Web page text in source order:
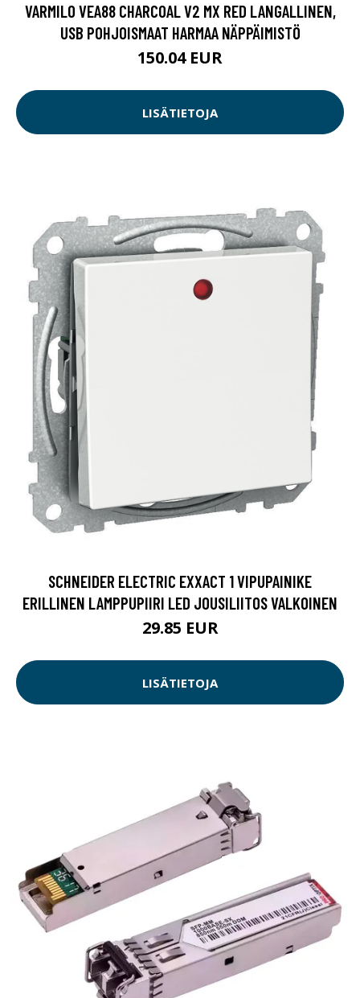
VARMILO VEA88 CHARCOAL V2 MX RED LANGALLINEN,
USB POHJOISMAAT HARMAA NÄPPÄIMISTÖ
150.04 EUR
LISÄTIETOJA
SCHNEIDER ELECTRIC EXXACT 1 VIPUPAINIKE
ERILLINEN LAMPPUPIIRI LED JOUSILIITOS VALKOINEN
29.85 EUR
LISÄTIETOJA